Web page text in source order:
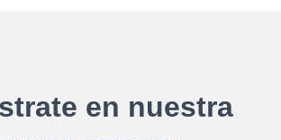
en nuestra